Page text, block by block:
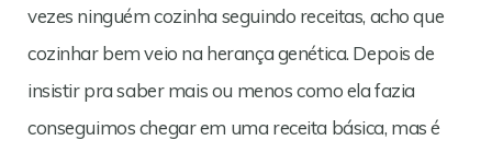
vezes ninguém cozinha seguindo receitas, acho que
cozinhar bem veio na herança genética. Depois de
insistir pra saber mais ou menos como ela fazia
conseguimos chegar em uma receita básica, mas é